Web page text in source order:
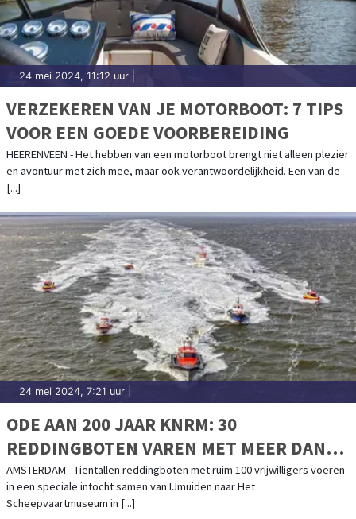
24 mei 2024, 11:12 uur
VERZEKEREN VAN JE MOTORBOOT: 7 TIPS
VOOR EEN GOEDE VOORBEREIDING
HEERENVEEN - Het hebben van een motorboot brengt niet alleen plezier
en avontuur met zich mee, maar ook verantwoordelijkheid. Een van de
[...]
24 mei 2024, 7:21 uur
ODE AAN 200 JAAR KNRM: 30
REDDINGBOTEN VAREN MET MEER DAN
100 VRIJWILLIGERS VAN IJMUIDEN NAAR
HET SCHEEPVAARTMUSEUM IN
AMSTERDAM - Tientallen reddingboten met ruim 100 vrijwilligers voeren
in een speciale intocht samen van IJmuiden naar Het
Scheepvaartmuseum in [...]